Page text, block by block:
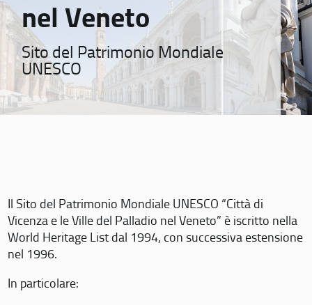
nel Veneto
Sito del Patrimonio Mondiale
UNESCO
Il Sito del Patrimonio Mondiale UNESCO “Città di
Vicenza e le Ville del Palladio nel Veneto” è iscritto nella
World Heritage List dal 1994, con successiva estensione
nel 1996.
In particolare: